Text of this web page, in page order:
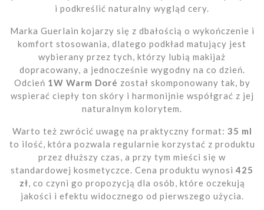
i podkreślić naturalny wygląd cery.
Marka Guerlain kojarzy się z dbałością o wykończenie i
komfort stosowania, dlatego podkład matujący jest
wybierany przez tych, którzy lubią makijaż
dopracowany, a jednocześnie wygodny na co dzień.
Odcień 1W Warm Doré został skomponowany tak, by
wspierać ciepły ton skóry i harmonijnie współgrać z jej
naturalnym kolorytem.
Warto też zwrócić uwagę na praktyczny format: 35 ml
to ilość, która pozwala regularnie korzystać z produktu
przez dłuższy czas, a przy tym mieści się w
standardowej kosmetyczce. Cena produktu wynosi 425
zł, co czyni go propozycją dla osób, które oczekują
jakości i efektu widocznego od pierwszego użycia.